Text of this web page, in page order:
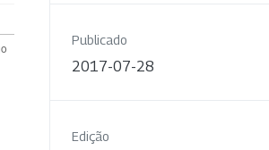
Publicado
2017-07-28
Edição